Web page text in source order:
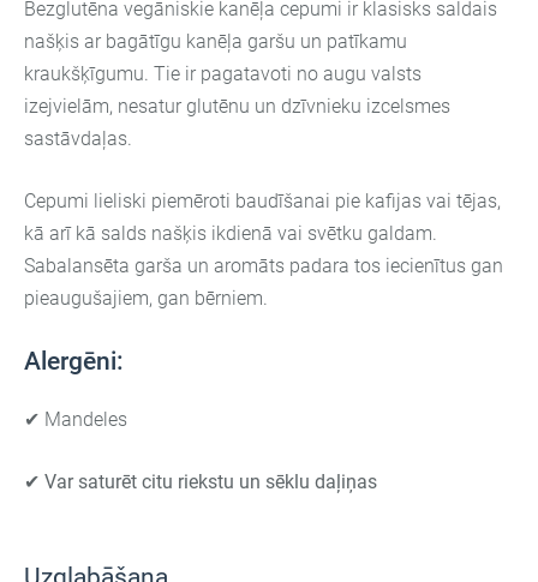
Bezglutēna vegāniskie kanēļa cepumi ir klasisks saldais
našķis ar bagātīgu kanēļa garšu un patīkamu
kraukšķīgumu. Tie ir pagatavoti no augu valsts
izejvielām, nesatur glutēnu un dzīvnieku izcelsmes
sastāvdaļas.
Cepumi lieliski piemēroti baudīšanai pie kafijas vai tējas,
kā arī kā salds našķis ikdienā vai svētku galdam.
Sabalansēta garša un aromāts padara tos iecienītus gan
pieaugušajiem, gan bērniem.
Alergēni:
✔ Mandeles
✔ Var saturēt citu riekstu un sēklu daļiņas